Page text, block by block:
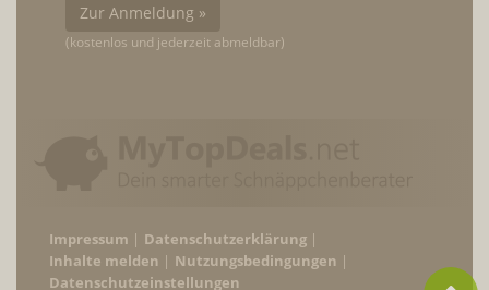
Zur Anmeldung »
(kostenlos und jederzeit abmeldbar)
Impressum
Datenschutzerklärung
Inhalte melden
Nutzungsbedingungen
Datenschutzeinstellungen